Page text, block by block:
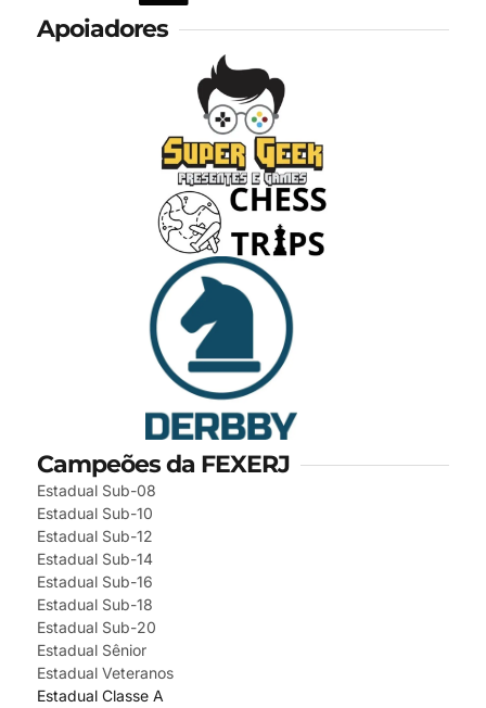
Apoiadores
Campeões da FEXERJ
Estadual Sub-08
Estadual Sub-10
Estadual Sub-12
Estadual Sub-14
Estadual Sub-16
Estadual Sub-18
Estadual Sub-20
Estadual Sênior
Estadual Veteranos
Estadual Classe A